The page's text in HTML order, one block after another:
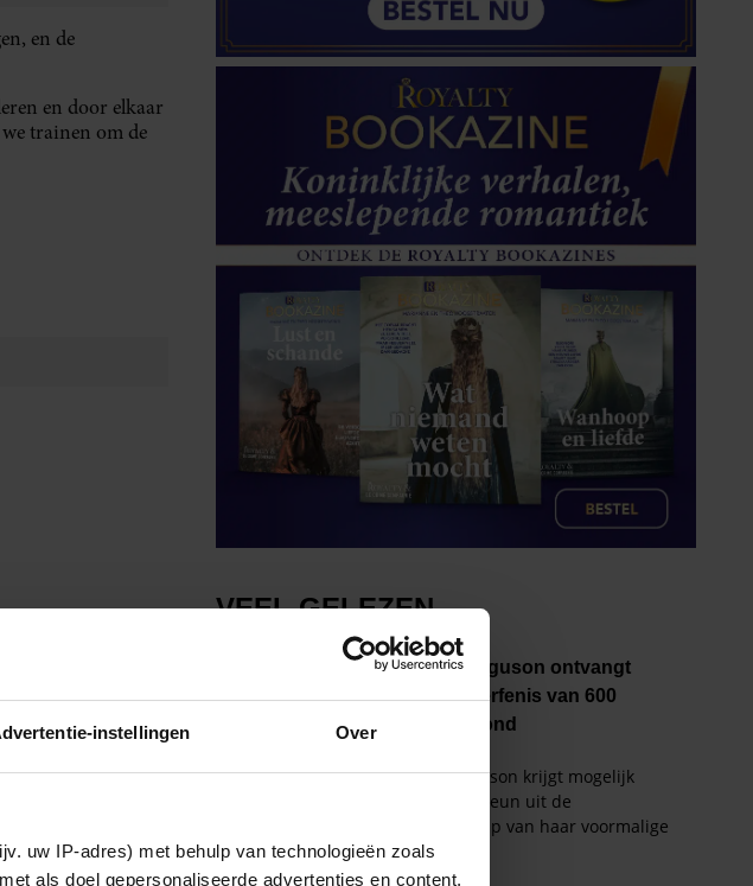
instellingen Over
uw IP-adres) met behulp van technologieën zoals
als doel gepersonaliseerde advertenties en content,
en de
en door elkaar
we trainen om de